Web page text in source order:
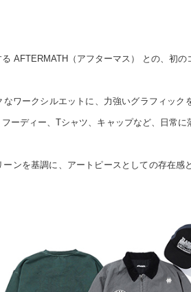
AFTERMATH（アフターマス） との、初
なワークシルエットに、力強いグラフィック
フーディー、Tシャツ、キャップなど、日常
ーンを基調に、アートピースとしての存在感